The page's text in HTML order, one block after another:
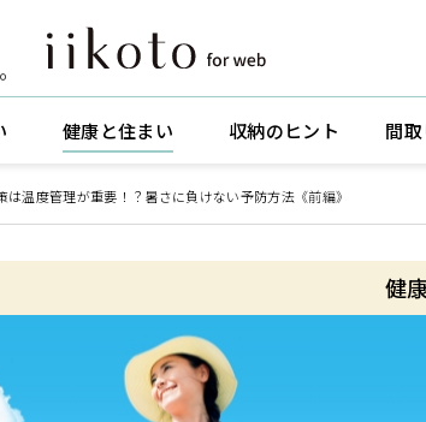
健康と住まい 収納のヒント 間
は温度管理が重要！？暑さに負けない予防方法《前編》
健